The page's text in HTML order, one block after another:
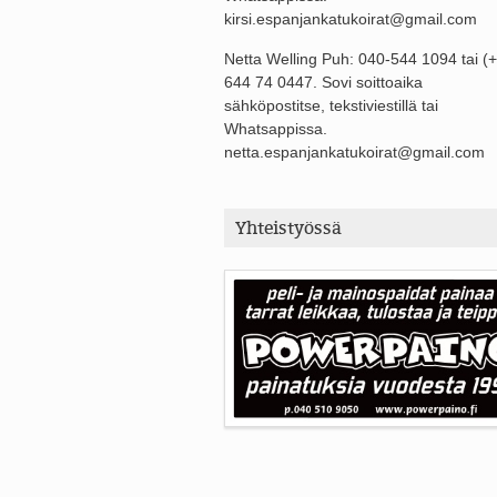
kirsi.espanjankatukoirat@gmail.com
Netta Welling Puh: 040-544 1094 tai
644 74 0447. Sovi soittoaika
sähköpostitse, tekstiviestillä tai
Whatsappissa.
netta.espanjankatukoirat@gmail.com
Yhteistyössä